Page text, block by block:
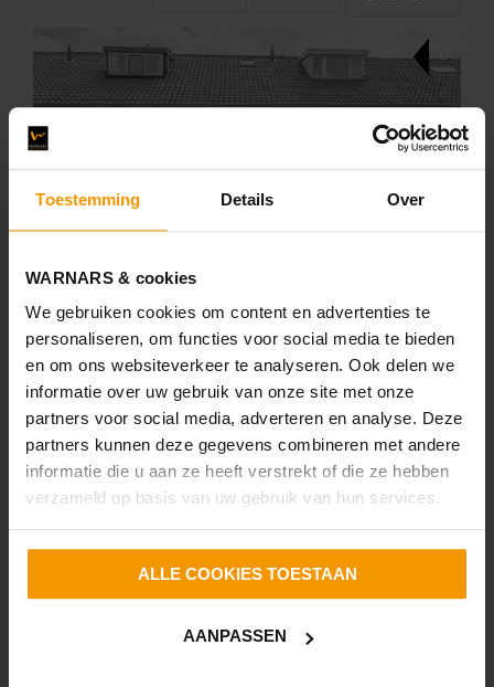
Toestemming Details Over
WARNARS & cookies
We gebruiken cookies om content en advertenties te
personaliseren, om functies voor social media te bieden
en om ons websiteverkeer te analyseren. Ook delen we
informatie over uw gebruik van onze site met onze
partners voor social media, adverteren en analyse. Deze
partners kunnen deze gegevens combineren met andere
informatie die u aan ze heeft verstrekt of die ze hebben
verzameld op basis van uw gebruik van hun services.
ALLE COOKIES TOESTAAN
AANPASSEN
VERKOCHT
Ceramstraat 40
Den Helder
D